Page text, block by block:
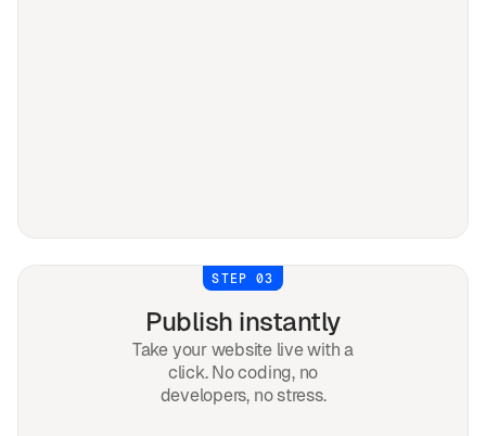
STEP 03
Publish instantly
Take your website live with a
click. No coding, no
developers, no stress.